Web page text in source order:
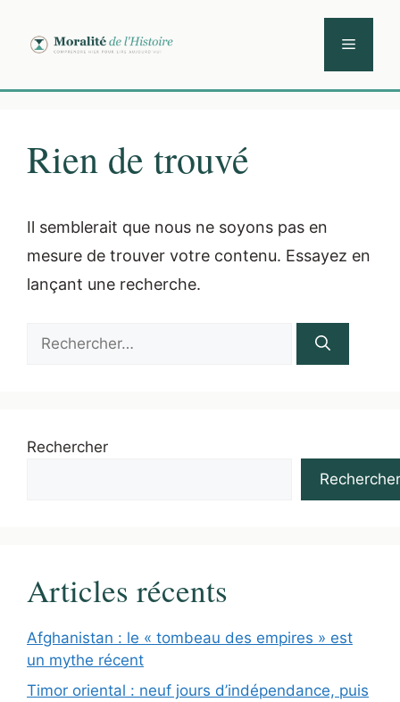
contenu
Menu
Rien de trouvé
Il semblerait que nous ne soyons pas en
mesure de trouver votre contenu. Essayez en
lançant une recherche.
Rechercher :
Rechercher
Rechercher
Articles récents
Afghanistan : le « tombeau des empires » est
un mythe récent
Timor oriental : neuf jours d’indépendance, puis